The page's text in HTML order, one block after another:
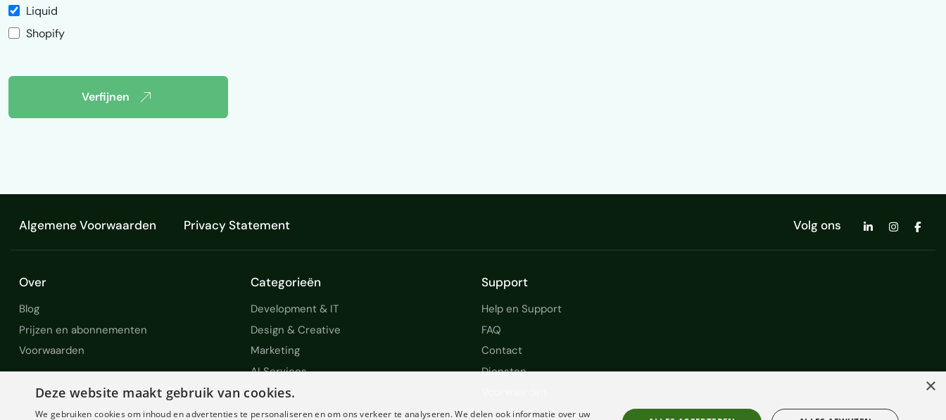
Liquid
Shopify
Verfijnen
Algemene Voorwaarden Privacy Statement Volg ons
Over
Blog
Prijzen en abonnementen
Voorwaarden
Categorieën
Development & IT
Design & Creative
Marketing
AI Services
Support
Help en Support
FAQ
Contact
Diensten
×
Deze website maakt gebruik van cookies.
We gebruiken cookies om inhoud en advertenties te personaliseren en om ons verkeer te analyseren. We delen ook informatie over uw